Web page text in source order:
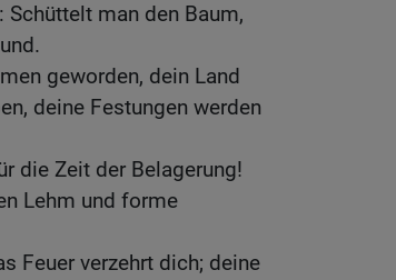
man den Baum,
geworden, dein Land
deine Festungen werden
die Zeit der Belagerung!
Lehm und forme
Feuer verzehrt dich; deine